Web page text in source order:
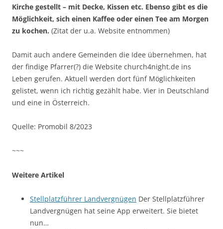
Kirche gestellt – mit Decke, Kissen etc. Ebenso gibt es die
Möglichkeit, sich einen Kaffee oder einen Tee am Morgen
zu kochen. (Zitat der u.a. Website entnommen)
Damit auch andere Gemeinden die Idee übernehmen, hat
der findige Pfarrer(?) die Website church4night.de ins
Leben gerufen. Aktuell werden dort fünf Möglichkeiten
gelistet, wenn ich richtig gezählt habe. Vier in Deutschland
und eine in Österreich.
Quelle: Promobil 8/2023
~~~
Weitere Artikel
Stellplatzführer Landvergnügen Der Stellplatzführer
Landvergnügen hat seine App erweitert. Sie bietet
nun…